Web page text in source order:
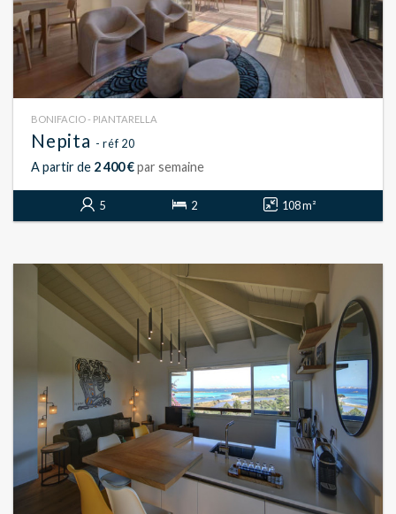
BONIFACIO - PIANTARELLA
Nepita - réf 20
A partir de 2 400 €par semaine
5 2 108 m²